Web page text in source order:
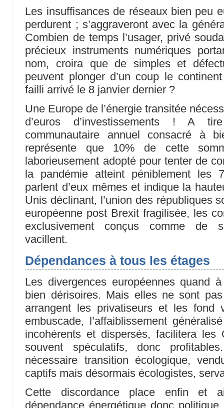
Les insuffisances de réseaux bien peu
perdurent ; s’aggraveront avec la
Combien de temps l’usager, privé
précieux instruments numériques
nom, croira que de simples et
peuvent plonger d’un coup le
failli arrivé le 8 janvier dernier ?
Une Europe de l’énergie transitée
d’euros d’investissements ! A
communautaire annuel consacré à
représente que 10% de cette
laborieusement adopté pour tenter de
la pandémie atteint péniblement les
parlent d’eux mêmes et indique la
Unis déclinant, l’union des républiques
européenne post Brexit fragilisée, les
exclusivement conçus comme de
vacillent.
Dépendances à tous les étages
Les divergences européennes quand
bien dérisoires. Mais elles ne sont
arrangent les privatiseurs et les fond
embuscade, l’affaiblissement
incohérents et dispersés, facilitera
souvent spéculatifs, donc
nécessaire transition écologique,
captifs mais désormais écologistes,
Cette discordance place enfin et
dépendance énergétique donc